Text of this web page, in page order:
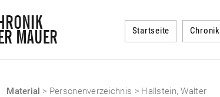
Startseite Chronik
Material > Personenverzeichnis > Hallstein, Walter